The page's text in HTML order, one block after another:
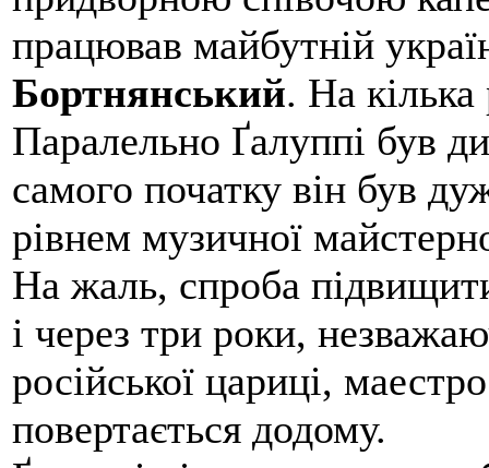
працював майбутній
Бортнянський. На
Паралельно Ґалуппі був
самого початку він був
рівнем музичної
На жаль, спроба
і через три роки,
російської цариці,
повертається додому.